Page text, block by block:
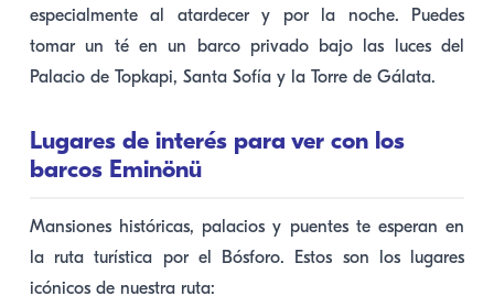
especialmente al atardecer y por la noche. Puedes
tomar un té en un barco privado bajo las luces del
Palacio de Topkapi, Santa Sofía y la Torre de Gálata.
Lugares de interés para ver con los
barcos Eminönü
Mansiones históricas, palacios y puentes te esperan en
la ruta turística por el Bósforo. Estos son los lugares
icónicos de nuestra ruta: